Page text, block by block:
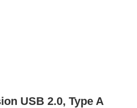
USB 2.0, Type A